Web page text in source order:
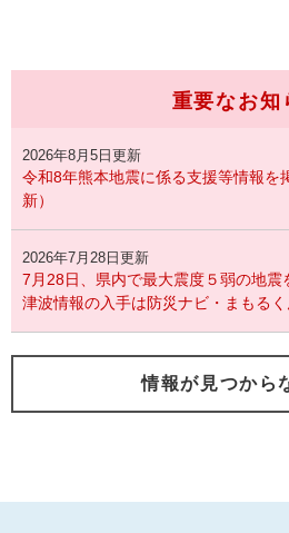
重要なお知
2026年8月5日更新
令和8年熊本地震に係る支援等情報を
新）
2026年7月28日更新
7月28日、県内で最大震度５弱の地震
津波情報の入手は防災ナビ・まもるく
情報が見つから